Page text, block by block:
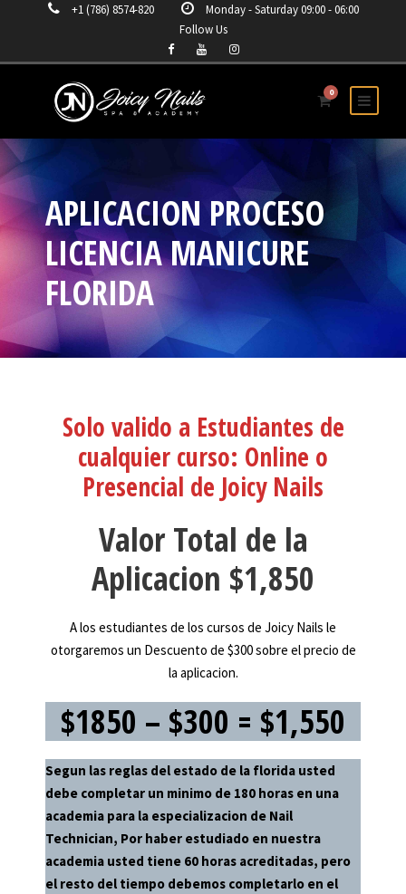
+1 (786) 8574-820
Monday - Saturday 09:00 - 06:00
Follow Us
0
APLICACION PROCESO
LICENCIA MANICURE
FLORIDA
Solo valido a Estudiantes de
cualquier curso: Online o
Presencial de Joicy Nails
Valor Total de la
Aplicacion $1,850
A los estudiantes de los cursos de Joicy Nails le
otorgaremos un Descuento de $300 sobre el precio de
la aplicacion.
$1850 – $300 = $1,550
Segun las reglas del estado de la florida usted
debe completar un minimo de 180 horas en una
academia para la especializacion de Nail
Technician, Por haber estudiado en nuestra
academia usted tiene 60 horas acreditadas, pero
el resto del tiempo debemos completarlo en el